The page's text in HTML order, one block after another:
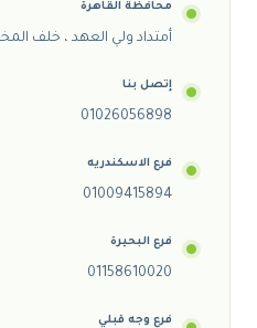
محافظة القاهرة
أمتداد ولي العهد ، خلف
إتصل بنا
01026056898
فرع الاسكندريه
01009415894
فرع البحيرة
01158610020
فرع وجه قبلي